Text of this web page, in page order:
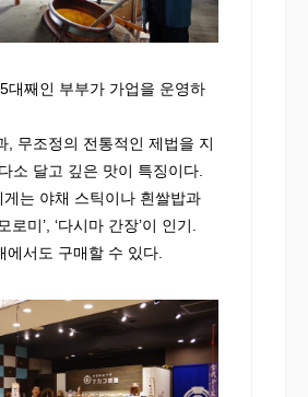
대째인 부부가 가업을 운영하
, 무조정의 전통적인 제법을 지
소 달고 깊은 맛이 특징이다.
게는 야채 스틱이나 흰쌀밥과
로미’, ‘다시마 간장’이 인기.
에서도 구매할 수 있다.